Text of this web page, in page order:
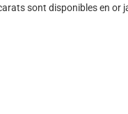
sont disponibles en or